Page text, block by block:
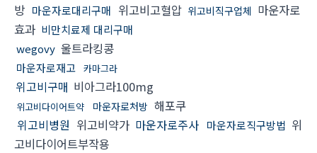
방 마운자로대리구매 위고비고혈압 위고비직구업체 마운자로
효과 비만치료제 대리구매
wegovy 울트라킹콩
마운자로재고 카마그라
위고비구매 비아그라100mg
위고비다이어트약 마운자로처방 해포쿠
위고비병원 위고비약가 마운자로주사 마운자로직구방법 위
고비다이어트부작용